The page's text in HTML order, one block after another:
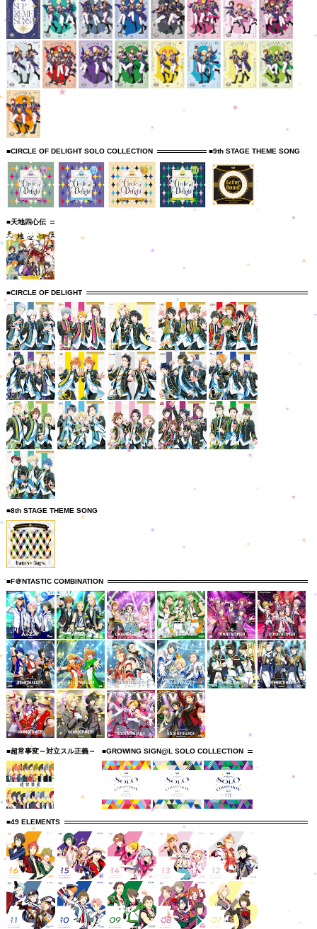
■CIRCLE OF DELIGHT SOLO COLLECTION ■9th STAGE THEME SONG
■天地四心伝
■CIRCLE OF DELIGHT
■8th STAGE THEME SONG
■F＠NTASTIC COMBINATION
■超常事変～対立スル正義～ ■GROWING SIGN@L SOLO COLLECTION
■49 ELEMENTS